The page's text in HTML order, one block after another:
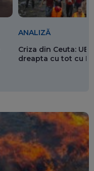
ANALIZĂ
Criza din Ceuta: UE
dreapta cu tot cu